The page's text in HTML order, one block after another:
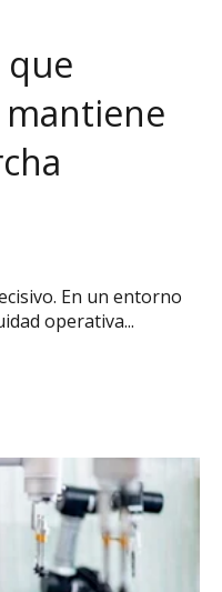
En un entorno
operativa...